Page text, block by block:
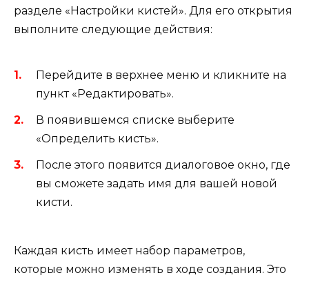
разделе «Настройки кистей». Для его открытия
выполните следующие действия:
Перейдите в верхнее меню и кликните на
пункт «Редактировать».
В появившемся списке выберите
«Определить кисть».
После этого появится диалоговое окно, где
вы сможете задать имя для вашей новой
кисти.
Каждая кисть имеет набор параметров,
которые можно изменять в ходе создания. Это